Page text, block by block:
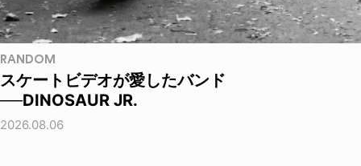
RANDOM
スケートビデオが愛したバンド
──DINOSAUR JR.
2026.08.06